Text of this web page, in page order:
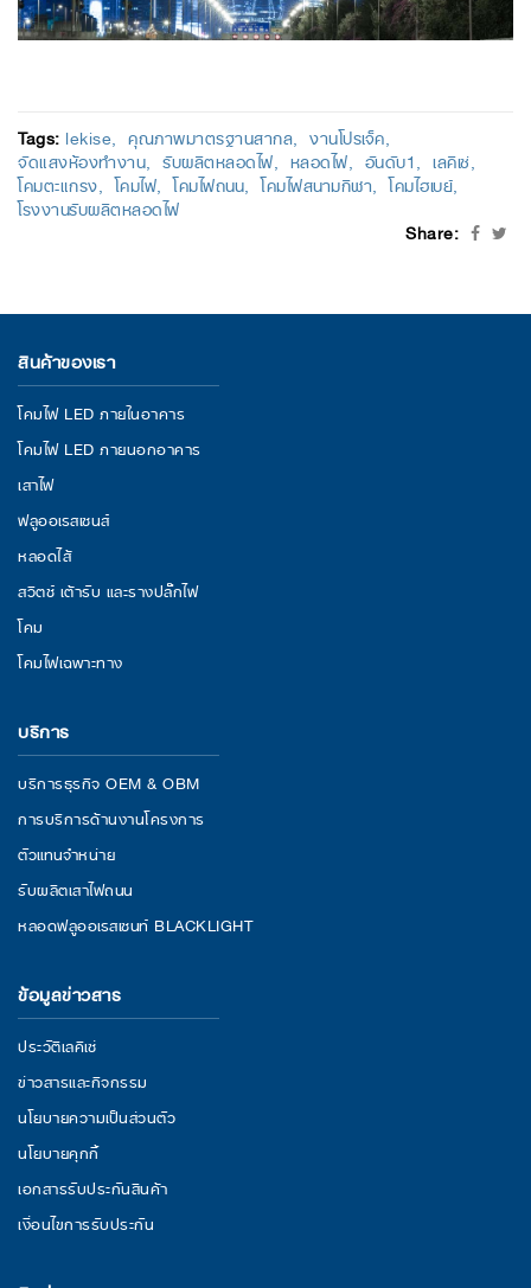
Tags: lekise คุณภาพมาตรฐานสากล งานโปรเจ็ค
จัดแสงห้องทำงาน รับผลิตหลอดไฟ หลอดไฟ อันดับ1 เลคิเซ่
โคมตะแกรง โคมไฟ โคมไฟถนน โคมไฟสนามกีฬา โคมไฮเบย์
โรงงานรับผลิตหลอดไฟ
Share:
สินค้าของเรา
โคมไฟ LED ภายในอาคาร
โคมไฟ LED ภายนอกอาคาร
เสาไฟ
ฟลูออเรสเซนส์
หลอดไส้
สวิตช์ เต้ารับ และรางปลั๊กไฟ
โคม
โคมไฟเฉพาะทาง
บริการ
บริการธุรกิจ OEM & OBM
การบริการด้านงานโครงการ
ตัวแทนจำหน่าย
รับผลิตเสาไฟถนน
หลอดฟลูออเรสเซนท์ BLACKLIGHT
ข้อมูลข่าวสาร
ประวัติเลคิเซ่
ข่าวสารและกิจกรรม
นโยบายความเป็นส่วนตัว
นโยบายคุกกี้
เอกสารรับประกันสินค้า
เงื่อนไขการรับประกัน